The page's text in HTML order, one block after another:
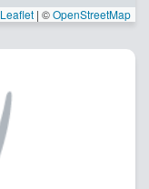
Leaflet | ©OpenStreetMap